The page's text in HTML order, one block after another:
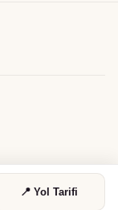
📍 Yol Tarifi